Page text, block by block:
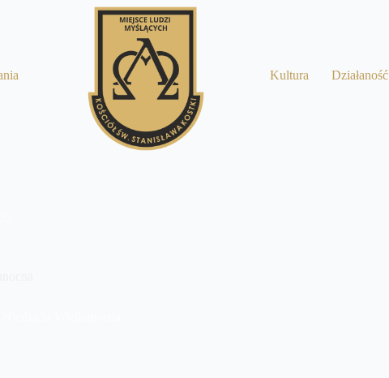
Kultura Działaność